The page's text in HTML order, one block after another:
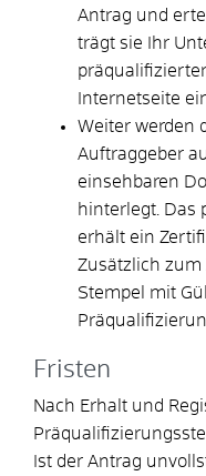
Antrag und
trägt sie Ihr
Internetseite
Weiter werden
Auftraggeber
einsehbaren
hinterlegt. Das
erhält ein
Zusätzlich zum
Stempel mit
Fristen
Nach Erhalt und
Ist der Antrag